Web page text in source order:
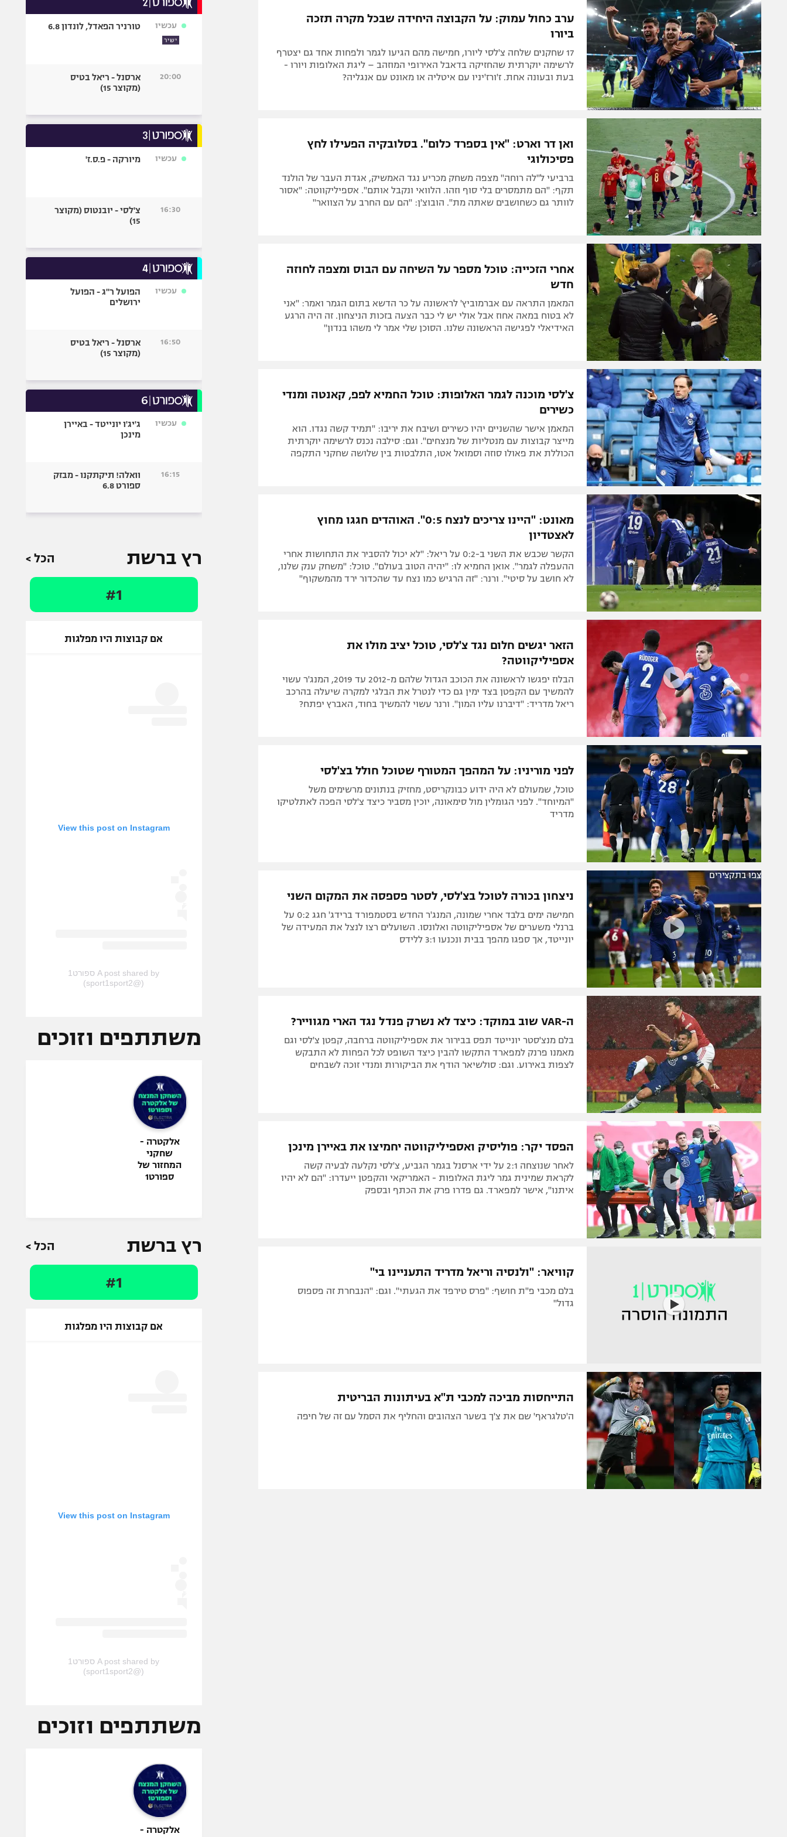
תקנון משתתפים וזוכים בפרסים
תקנון עבור פעילות אלקטרה
תקנון עבור פעילות ספורט 1 – "מרלן"
טניס
גיימינג E-Sports
תנאי שימוש
מדיניות פרטיות
תקנון פעילות ספורט 1
רשיון להקרנה פומבית לבית עסק
הצטרפות לחבילת הערוצים
לוח דרושים – ג'ובנט
תגיות
המגזין
הפועל באר שבע
מכבי נתניה
בני יהודה
ספורט מוטורי
בייסבול MLB
גיימינג E-Sports
ערב כחול עמוק: על הקבוצה היחידה שבכל מקרה תזכה
ביורו
17 שחקנים שלחה צ'לסי ליורו, חמישה מהם הגיעו לגמר ולפחות אחד גם יצטרף
לרשימה יוקרתית שהחזיקה בדאבל האירופי המוזהב – ליגת האלופות ויורו -
בעת ובעונה אחת. ז'ורז'יניו עם איטליה או מאונט עם אנגליה?
ואן דר וארט: "אין בספרד כלום". בסלובקיה הפעילו לחץ
פסיכולוגי
ברביעי ל"לה רוחה" מצפה משחק מכריע נגד האמשיק, אגדת העבר של הולנד
תקף: "הם מתמסרים בלי סוף וזהו. הלוואי ונקבל אותם". אספיליקווטה: "אסור
לוותר גם כשחושבים שאתה מת". הובוצ'ן: "הם עם החרב על הצוואר"
אחרי הזכייה: טוכל מספר על השיחה עם הבוס ומצפה לחוזה
חדש
המאמן התראה עם אברמוביץ' לראשונה על כר הדשא בתום הגמר ואמר: "אני
לא בטוח במאה אחוז אבל אולי יש לי כבר הצעה בזכות הניצחון. זה היה הרגע
האידיאלי לפגישה הראשונה שלנו. הסוכן שלי אמר לי משהו בנדון"
צ'לסי מוכנה לגמר האלופות: טוכל החמיא לפפ, קאנטה ומנדי
כשירים
המאמן אישר שהשניים יהיו כשירים ושיבח את יריבו: "תמיד קשה נגדו. הוא
מייצר קבוצות עם מנטליות של מנצחים". וגם: סילבה נכנס לרשימה יוקרתית
הכוללת את פאולו סוזה וסמואל אטו, התלבטות בין שלושה שחקני התקפה
מאונט: "היינו צריכים לנצח 0:5". האוהדים חגגו מחוץ
לאצטדיון
הקשר שכבש את השני ב-0:2 על ריאל: "לא יכול להסביר את התחושות אחרי
ההעפלה לגמר". אואן החמיא לו: "יהיה הטוב בעולם". טוכל: "משחק ענק שלנו,
לא חושב על סיטי". ורנר: "זה הרגיש כמו נצח עד שהכדור ירד מהמשקוף"
הזאר יגשים חלום נגד צ'לסי, טוכל יציב מולו את
אספיליקווטה?
הבלוז יפגשו לראשונה את הכוכב הגדול שלהם מ-2012 עד 2019, המנג'ר עשוי
להמשיך עם הקפטן בצד ימין גם כדי לנטרל את הבלגי למקרה שיעלה בהרכב
ריאל מדריד: "דיברנו עליו המון". ורנר עשוי להמשיך בחוד, האברץ יפתח?
לפני מוריניו: על המהפך המטורף שטוכל חולל בצ'לסי
טוכל, שמעולם לא היה ידוע כבונקריסט, מחזיק בנתונים מרשימים משל
"המיוחד". לפני הגומלין מול סימאונה, יוכין מסביר כיצד צ'לסי הפכה לאתלטיקו
מדריד
צפו בתקצירים
ניצחון בכורה לטוכל בצ'לסי, לסטר פספסה את המקום השני
חמישה ימים בלבד אחרי שמונה, המנג'ר החדש בסטמפורד ברידג' חגג 0:2 על
ברנלי משערים של אספיליקווטה ואלונסו. השועלים רצו לנצל את המעידה של
יונייטד, אך ספגו מהפך בבית ונכנעו 3:1 ללידס
ה-VAR שוב במוקד: כיצד לא נשרק פנדל נגד הארי מגווייר?
בלם מנצ'סטר יונייטד תפס בבירור את אספיליקווטה ברחבה, קפטן צ'לסי וגם
מאמנו פרנק למפארד התקשו להבין כיצד השופט לכל הפחות לא התבקש
לצפות באירוע. וגם: סולשיאר הודף את הביקורות ומנדי זוכה לשבחים
הפסד יקר: פוליסיק ואספיליקווטה יחמיצו את באיירן מינכן
לאחר שנוצחה 2:1 על ידי ארסנל בגמר הגביע, צ'לסי נקלעה לבעיה קשה
לקראת שמינית גמר ליגת האלופות - האמריקאי והקפטן ייעדרו: "הם לא יהיו
איתנו", אישר למפארד. גם פדרו פרק את הכתף ובספק
קוויאר: "ולנסיה וריאל מדריד התעניינו בי"
בלם מכבי פ"ת חושף: "פרס טירפד את הגעתי". וגם: "הנבחרת זה פספוס
גדול"
התייחסות מביכה למכבי ת"א בעיתונות הבריטית
ה'טלגראף' שם את צ'ך בשער הצהובים והחליף את הסמל עם זה של חיפה
עכשיו
ישיר
טורניר הפאדל, לונדון 6.8
20:00
ארסנל - ריאל בטיס
(מקוצר 15)
עכשיו מיורקה - פ.ס.ז'
16:30
צ'לסי - יובנטוס (מקוצר
15)
עכשיו
הפועל ר"ג - הפועל
ירושלים
16:50
ארסנל - ריאל בטיס
(מקוצר 15)
עכשיו
ג'יג'ו יונייטד - באיירן
מינכן
16:15
וואלה! תיקתקנו - מבזק
ספורט 6.8
רץ ברשת הכל >
#1
אם קבוצות היו מפלגות
View this post on Instagram
A post shared by ספורט1
(@sport1sport2)
משתתפים וזוכים
אלקטרה -
שחקני
המחזור של
ספורט1
רץ ברשת הכל >
#1
אם קבוצות היו מפלגות
View this post on Instagram
A post shared by ספורט1
(@sport1sport2)
משתתפים וזוכים
אלקטרה -